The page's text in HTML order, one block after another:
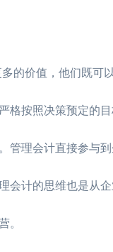
价值，他们既可
格按照决策预定的
管理会计直接参与
会计的思维也是从
。